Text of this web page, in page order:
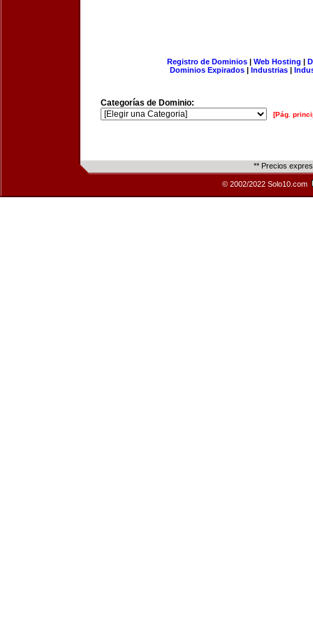
Registro de Dominios| Web Hosting |
Dominios Expirados | Industrias |
Categorías de Dominio:
[Pág.
** Precios
© 2002/2022 Solo10.com